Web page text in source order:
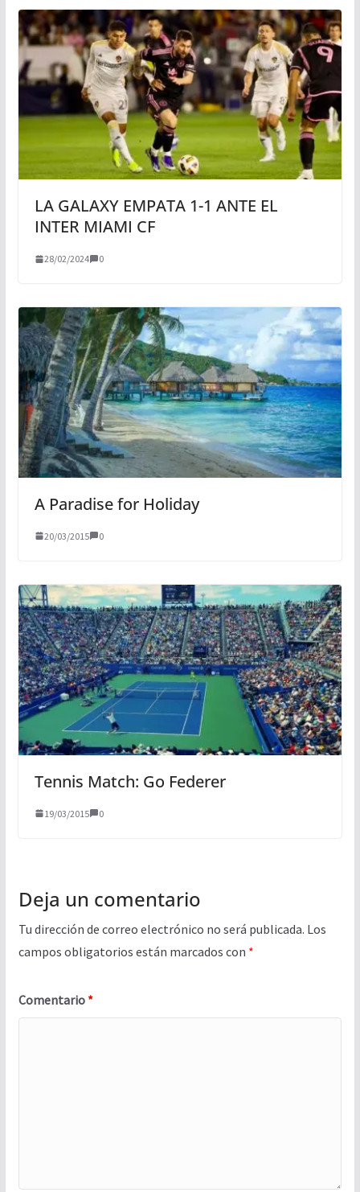
LA GALAXY EMPATA 1-1 ANTE EL
INTER MIAMI CF
28/02/2024 0
A Paradise for Holiday
20/03/2015 0
Tennis Match: Go Federer
19/03/2015 0
Deja un comentario
Tu dirección de correo electrónico no será publicada. Los
campos obligatorios están marcados con *
Comentario *